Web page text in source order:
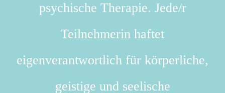
psychische Therapie. Jede/r
Teilnehmerin haftet
eigenverantwortlich für körperliche,
geistige und seelische